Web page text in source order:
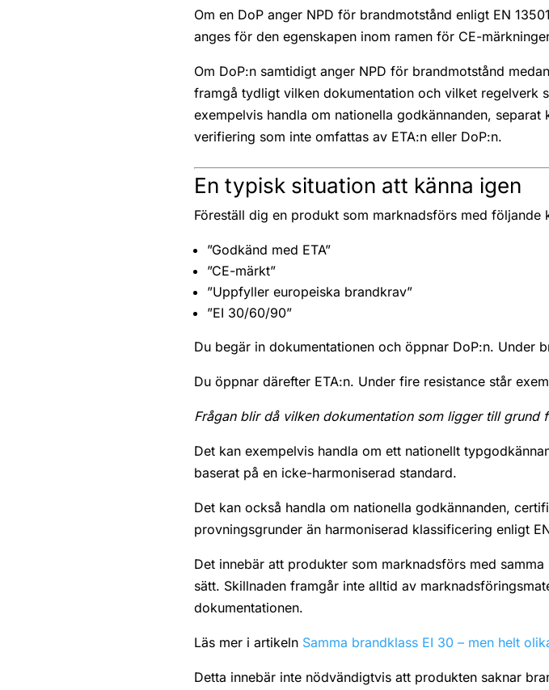
Om en DoP anger NPD för brandmotstånd enligt EN
anges för den egenskapen inom ramen för CE-
Om DoP:n samtidigt anger NPD för brandmotstånd
framgå tydligt vilken dokumentation och vilket regelverk
exempelvis handla om nationella godkännanden,
verifiering som inte omfattas av ETA:n eller DoP:n.
En typisk situation att känna igen
Föreställ dig en produkt som marknadsförs med följande
”Godkänd med ETA”
”CE-märkt”
”Uppfyller europeiska brandkrav”
”EI 30/60/90”
Du begär in dokumentationen och öppnar DoP:n. Under
Du öppnar därefter ETA:n. Under fire resistance står
Frågan blir då vilken dokumentation som ligger till grund
Det kan exempelvis handla om ett nationellt
baserat på en icke-harmoniserad standard.
Det kan också handla om nationella godkännanden,
provningsgrunder än harmoniserad klassificering enligt
Det innebär att produkter som marknadsförs med
sätt. Skillnaden framgår inte alltid av
dokumentationen.
Läs mer i artikeln Samma brandklass EI 30 – men helt
Detta innebär inte nödvändigtvis att produkten saknar